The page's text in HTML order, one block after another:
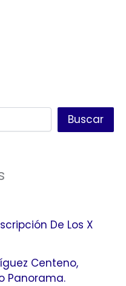
Buscar
De Los X
Centeno,
Panorama.